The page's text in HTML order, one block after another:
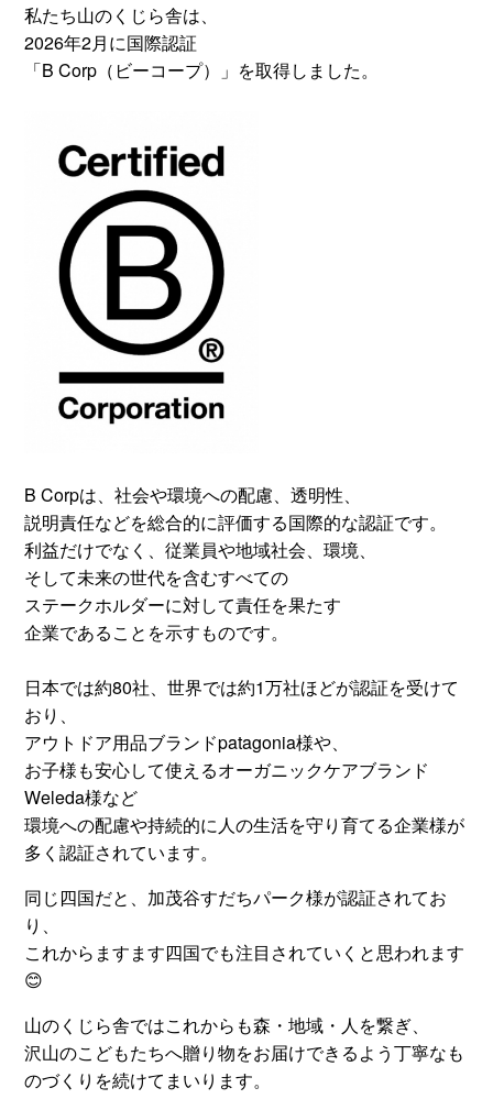
私たち山のくじら舎は、
2026年2月に国際認証
「B Corp（ビーコープ）」を取得しました。
B Corpは、社会や環境への配慮、透明性、
説明責任などを総合的に評価する国際的な認証です。
利益だけでなく、従業員や地域社会、環境、
そして未来の世代を含むすべての
ステークホルダーに対して責任を果たす
企業であることを示すものです。
日本では約80社、世界では約1万社ほどが認証を受けて
おり、
アウトドア用品ブランドpatagonia様や、
お子様も安心して使えるオーガニックケアブランド
Weleda様など
環境への配慮や持続的に人の生活を守り育てる企業様が
多く認証されています。
同じ四国だと、加茂谷すだちパーク様が認証されてお
り、
これからますます四国でも注目されていくと思われます
😊
山のくじら舎ではこれからも森・地域・人を繋ぎ、
沢山のこどもたちへ贈り物をお届けできるよう丁寧なも
のづくりを続けてまいります。